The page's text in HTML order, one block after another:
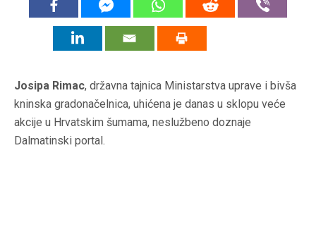
Josipa Rimac, državna tajnica Ministarstva uprave i bivša
kninska gradonačelnica, uhićena je danas u sklopu veće
akcije u Hrvatskim šumama, neslužbeno doznaje
Dalmatinski portal.